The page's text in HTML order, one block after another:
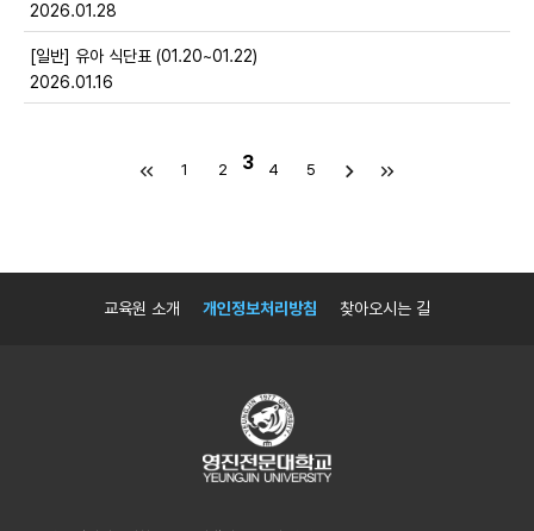
2026.01.28
[일반] 유아 식단표 (01.20~01.22)
2026.01.16
1 2 3 4 5
교육원 소개 개인정보처리방침 찾아오시는 길